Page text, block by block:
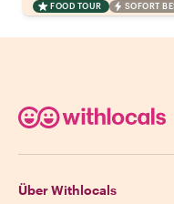
FOOD TOUR SOFORT
Über Withlocals